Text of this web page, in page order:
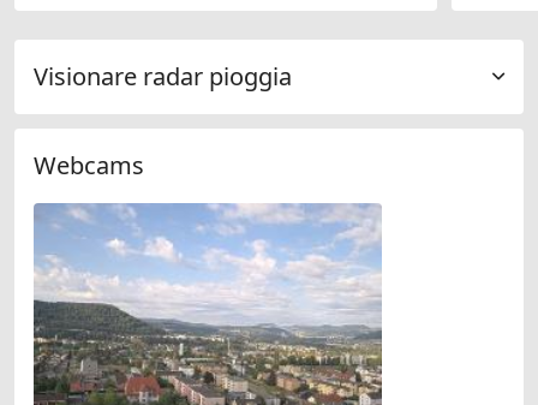
Visionare radar pioggia
Webcams